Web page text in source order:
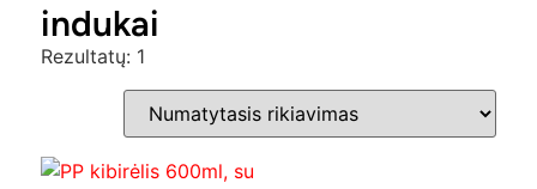
indukai
Rezultatų: 1